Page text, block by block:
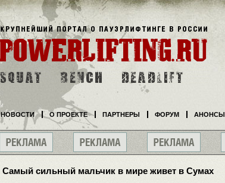
Самый сильный мальчик в мире живет в Сумах
НОВОСТИ О ПРОЕКТЕ ПАРТНЕРЫ ФОРУМ АНОНСЫ